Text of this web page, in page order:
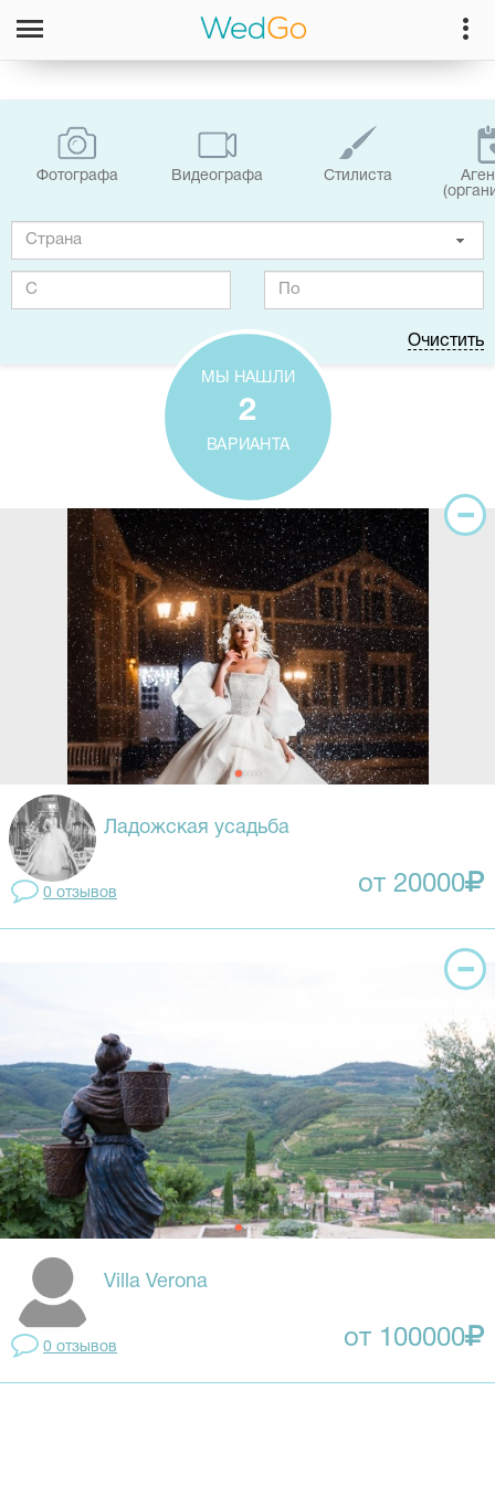
Фотографa Видеографa Стилиста
Очистить
МЫ НАШЛИ
2
ВАРИАНТА
Ладожская усадьба
0 отзывов от 20000
Villa Verona
0 отзывов от 100000